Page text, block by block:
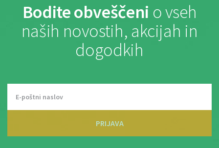
Bodite obveščeni o vseh
naših novostih, akcijah in
dogodkih
PRIJAVA